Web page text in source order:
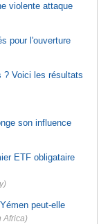
violente attaque
pour l'ouverture
? Voici les résultats
son influence
ETF obligataire
peut-elle
Africa)